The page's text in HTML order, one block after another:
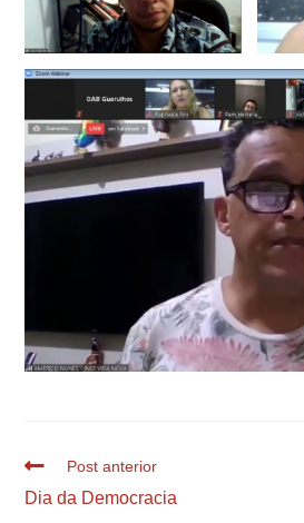
Post anterior
Dia da Democracia